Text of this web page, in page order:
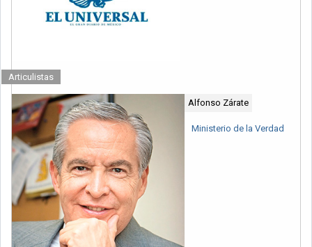
Articulistas
Alfonso Zárate
Ministerio de la Verdad